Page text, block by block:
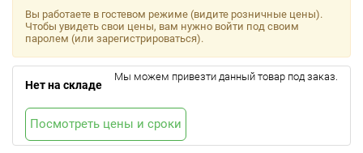
Вы работаете в гостевом режиме (видите розничные цены).
Чтобы увидеть свои цены, вам нужно войти под своим
паролем (или зарегистрироваться).
Нет на складе
Мы можем привезти данный товар под заказ.
Посмотреть цены и сроки